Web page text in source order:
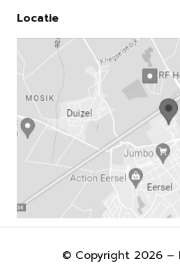
Locatie
© Copyright 2026 –